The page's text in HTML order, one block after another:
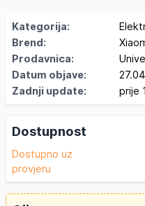
Kategorija:
Brend:
Prodavnica:
Datum objave:
Zadnji update:
prije
Dostupnost
Dostupno uz
provjeru